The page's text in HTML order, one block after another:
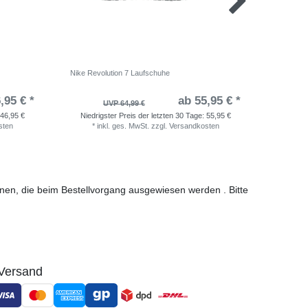
€ *
46,95 €
Nike Revolution 7 Laufschuhe
UVP 64,99 € ab 55,95 € *
Niedrigster Preis der letzten 30 Tage: 55,95 €
* inkl. ges. MwSt. zzgl. Versandkosten
die beim Bestellvorgang ausgewiesen werden . Bitte